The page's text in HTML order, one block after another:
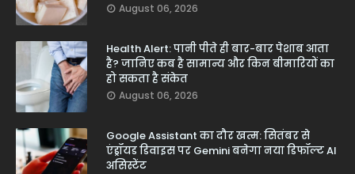
August 06, 2026
Health Alert: पानी पीते ही बार-बार पेशाब आता
है? जानिए कब है सामान्य और किन बीमारियों का
हो सकता है संकेत
August 06, 2026
Google Assistant का दौर खत्म: सितंबर से
एंड्रॉयड डिवाइस पर Gemini बनेगा नया डिफॉल्ट AI
असिस्टेंट